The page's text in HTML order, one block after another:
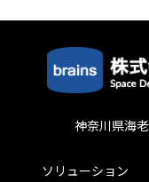
神奈川県海
ソリューション